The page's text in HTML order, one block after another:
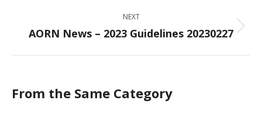
NEXT
Next
AORN News – 2023 Guidelines 20230227
From the Same Category